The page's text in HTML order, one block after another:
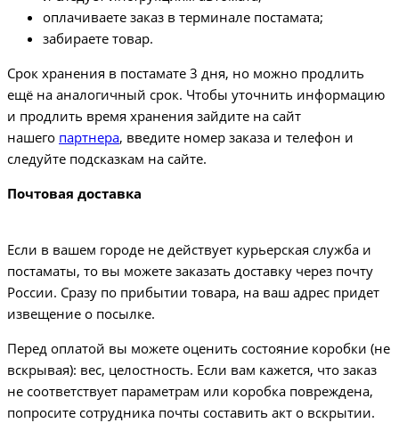
оплачиваете заказ в терминале постамата;
забираете товар.
Срок хранения в постамате 3 дня, но можно продлить
ещё на аналогичный срок. Чтобы уточнить информацию
и продлить время хранения зайдите на сайт
нашего партнера, введите номер заказа и телефон и
следуйте подсказкам на сайте.
Почтовая доставка
Если в вашем городе не действует курьерская служба и
постаматы, то вы можете заказать доставку через почту
России. Сразу по прибытии товара, на ваш адрес придет
извещение о посылке.
Перед оплатой вы можете оценить состояние коробки (не
вскрывая): вес, целостность. Если вам кажется, что заказ
не соответствует параметрам или коробка повреждена,
попросите сотрудника почты составить акт о вскрытии.